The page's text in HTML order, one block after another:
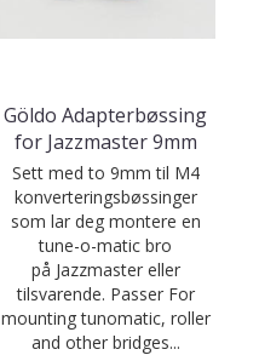
Göldo Adapterbøssing
for Jazzmaster 9mm
Sett med to 9mm til M4
konverteringsbøssinger
som lar deg montere en
tune-o-matic bro
på Jazzmaster eller
tilsvarende. Passer For
mounting tunomatic, roller
and other bridges...